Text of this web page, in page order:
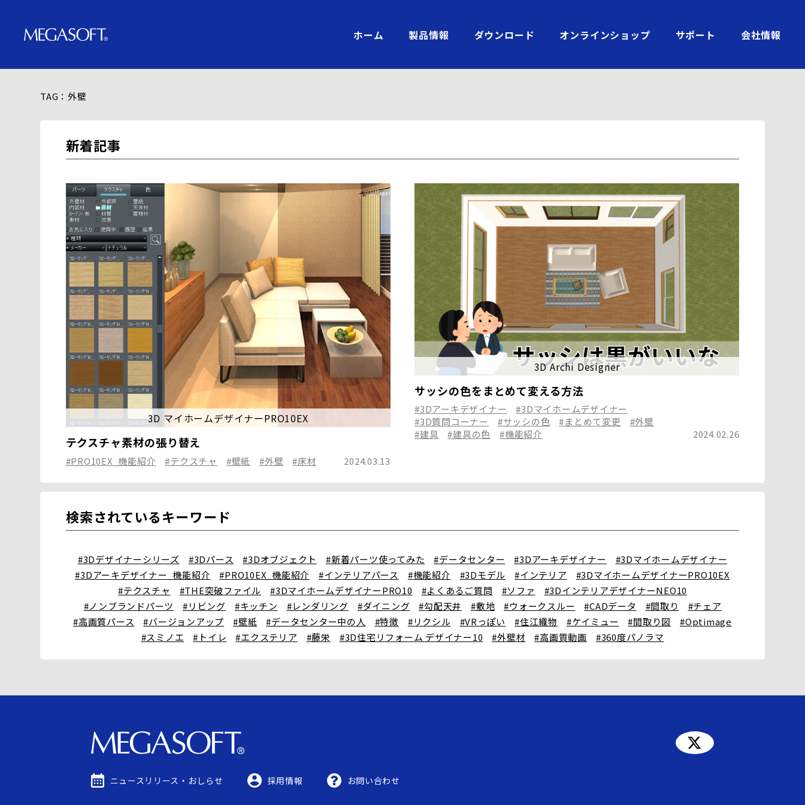
ホーム 製品情報 ダウンロード オンラインショップ サポート 会社情報
TAG：外壁
新着記事
3D マイホームデザイナーPRO10EX
テクスチャ素材の張り替え
#PRO10EX_機能紹介 #テクスチャ #壁紙 #外壁 #床材 2024.03.13
3D Archi Designer
サッシの色をまとめて変える方法
#3Dアーキデザイナー
#3Dマイホームデザイナー
#3D質問コーナー
#サッシの色 #まとめて変更
#外壁
#建具
#建具の色 #機能紹介 2024.02.26
検索されているキーワード
#3Dデザイナーシリーズ #3Dパース #3Dオブジェクト #新着パーツ使ってみた #データセンター #3Dアーキデザイナー
#3Dマイホームデザイナー
#3Dアーキデザイナー_機能紹介
#PRO10EX_機能紹介 #インテリアパース #機能紹介 #3Dモデル #インテリア
#3DマイホームデザイナーPRO10EX
#テクスチャ
#THE突破ファイル #3DマイホームデザイナーPRO10 #よくあるご質問 #ソファ
#3DインテリアデザイナーNEO10
#ノンブランドパーツ
#リビング #キッチン #レンダリング #ダイニング #勾配天井 #敷地 #ウォークスルー #CADデータ #間取り
#チェア
#高画質パース
#バージョンアップ #壁紙 #データセンター中の人 #特徴 #リクシル #VRっぽい #住江織物 #ケイミュー #間取り図
#Optimage
#スミノエ
#トイレ #エクステリア #藤栄 #3D住宅リフォーム デザイナー10 #外壁材 #高画質動画 #360度パノラマ
ニュースリリース・ おしらせ 採用情報 お問い合わせ